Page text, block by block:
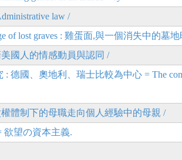
law /
of lost graves : 雞蛋面,與一個消失中的墓
國人的情感動員與認同 /
德國、奧地利、瑞士比較為中心 = The
體制下的母職走向個人經驗中的母親 /
欲望の資本主義.